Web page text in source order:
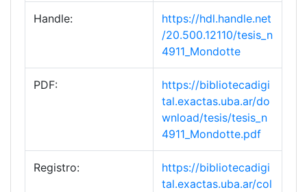
Handle:
https://hdl.handle.net
/20.500.12110/tesis_n
4911_Mondotte
PDF:
https://bibliotecadigi
tal.exactas.uba.ar/do
wnload/tesis/tesis_n
4911_Mondotte.pdf
Registro:
https://bibliotecadigi
tal.exactas.uba.ar/col